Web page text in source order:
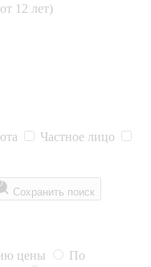
12 лет)
Частное лицо
Сохранить поиск
цены
По